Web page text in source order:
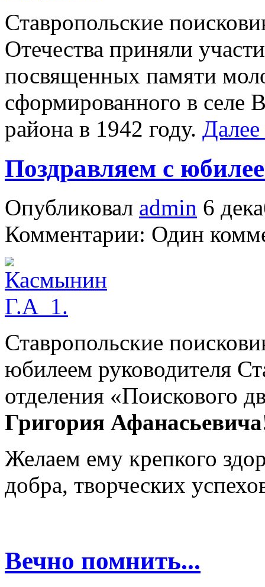
Ставропольские
Отечества приняли
посвященных памяти
сформированного в селе
района в 1942 году.
Поздравляем с
Опубликовал admin 6
Комментарии: Один
Ставропольские
юбилеем руководителя
отделения «Поискового
Григория
Желаем ему крепкого
добра, творческих
Вечно помнить...